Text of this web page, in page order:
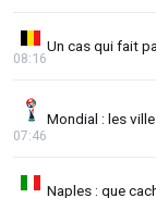
Un cas qui fait
08:16
Mondial : les
07:46
Naples : que